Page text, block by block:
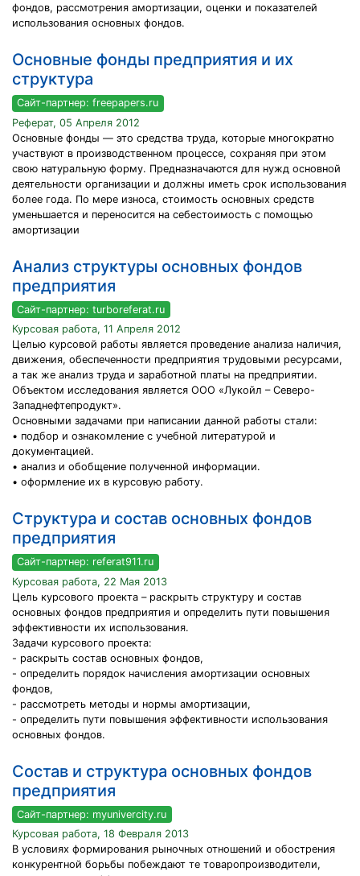
фондов, рассмотрения амортизации, оценки и показателей
использования основных фондов.
Основные фонды предприятия и их
структура
Сайт-партнер: freepapers.ru
Реферат, 05 Апреля 2012
Основные фонды — это средства труда, которые многократно
участвуют в производственном процессе, сохраняя при этом
свою натуральную форму. Предназначаются для нужд основной
деятельности организации и должны иметь срок использования
более года. По мере износа, стоимость основных средств
уменьшается и переносится на себестоимость с помощью
амортизации
Анализ структуры основных фондов
предприятия
Сайт-партнер: turboreferat.ru
Курсовая работа, 11 Апреля 2012
Целью курсовой работы является проведение анализа наличия,
движения, обеспеченности предприятия трудовыми ресурсами,
а так же анализ труда и заработной платы на предприятии.
Объектом исследования является ООО «Лукойл – Северо-
Западнефтепродукт».
Основными задачами при написании данной работы стали:
• подбор и ознакомление с учебной литературой и
документацией.
• анализ и обобщение полученной информации.
• оформление их в курсовую работу.
Структура и состав основных фондов
предприятия
Сайт-партнер: referat911.ru
Курсовая работа, 22 Мая 2013
Цель курсового проекта – раскрыть структуру и состав
основных фондов предприятия и определить пути повышения
эффективности их использования.
Задачи курсового проекта:
- раскрыть состав основных фондов,
- определить порядок начисления амортизации основных
фондов,
- рассмотреть методы и нормы амортизации,
- определить пути повышения эффективности использования
основных фондов.
Состав и структура основных фондов
предприятия
Сайт-партнер: myunivercity.ru
Курсовая работа, 18 Февраля 2013
В условиях формирования рыночных отношений и обострения
конкурентной борьбы побеждают те товаропроизводители,